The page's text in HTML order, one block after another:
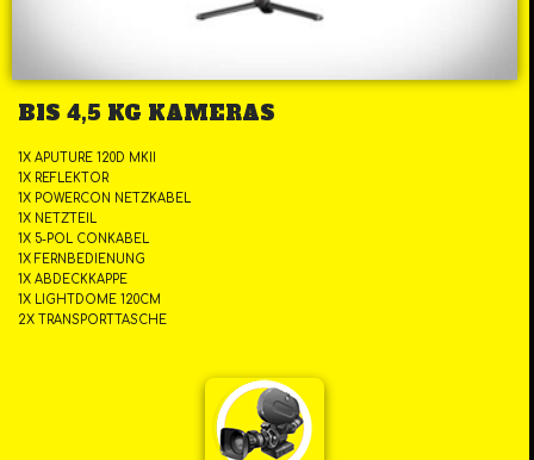
BIS 4,5 KG KAMERAS
1X APUTURE 120D MKII
1X REFLEKTOR
1X POWERCON NETZKABEL
1X NETZTEIL
1X 5-POL CONKABEL
1X FERNBEDIENUNG
1X ABDECKKAPPE
1X LIGHTDOME 120CM
2X TRANSPORTTASCHE